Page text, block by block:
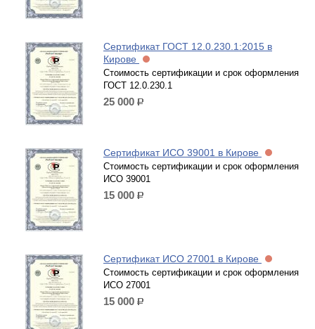
Сертификат ГОСТ 12.0.230.1:2015 в
Кирове
Стоимость сертификации и срок оформления
ГОСТ 12.0.230.1
25 000 р.
Сертификат ИСО 39001 в Кирове
Стоимость сертификации и срок оформления
ИСО 39001
15 000 р.
Сертификат ИСО 27001 в Кирове
Стоимость сертификации и срок оформления
ИСО 27001
15 000 р.